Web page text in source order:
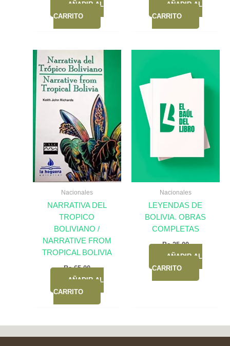
AÑADIR AL
CARRITO
AÑADIR AL
CARRITO
Nacionales
NARRATIVA DEL
TROPICO
BOLIVIANO /
NARRATIVE FROM
TROPICAL BOLIVIA
Bs.65,00
AÑADIR AL
CARRITO
Nacionales
LEYENDAS DE
BOLIVIA. OBRAS
COMPLETAS
Bs.25,00
AÑADIR AL
CARRITO